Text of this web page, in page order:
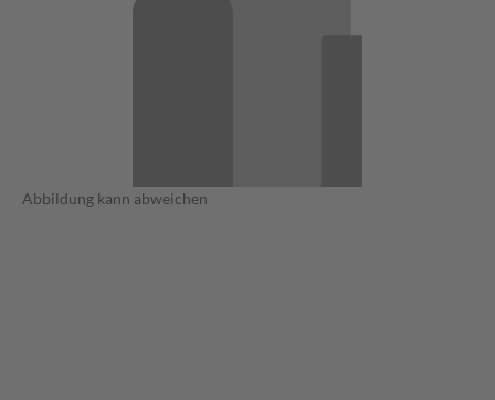
Abbildung kann abweichen